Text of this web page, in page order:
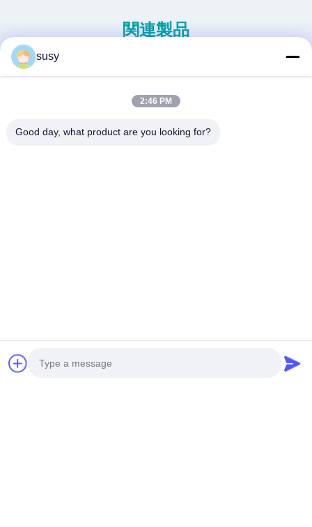
関連製品
susy
2:46 PM
Good day, what product are you looking for?